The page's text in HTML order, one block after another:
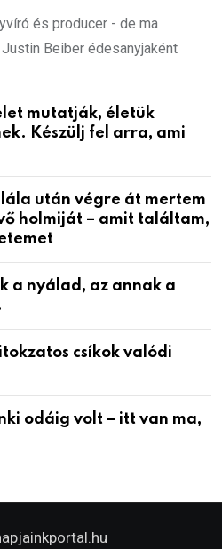
és producer - de ma
Beiber édesanyjaként
mutatják, életük
Készülj fel arra, ami
után végre át mertem
holmiját – amit találtam,
a nyálad, az annak a
csíkok valódi
odáig volt – itt van ma,